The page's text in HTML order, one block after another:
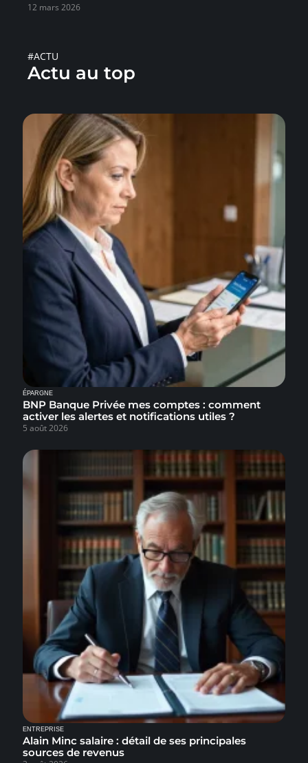
12 mars 2026
#ACTU
Actu au top
ÉPARGNE
BNP Banque Privée mes comptes : comment
activer les alertes et notifications utiles ?
5 août 2026
ENTREPRISE
Alain Minc salaire : détail de ses principales
sources de revenus